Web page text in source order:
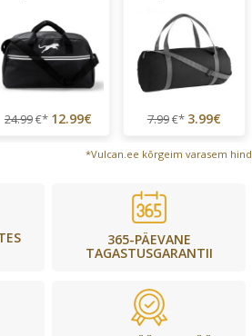
24.99€* 12.99€ 7.99€* 3.99€
*Vulcan.ee kõrgeim varasem hind
365-PÄEVANE
TAGASTUSGARANTII